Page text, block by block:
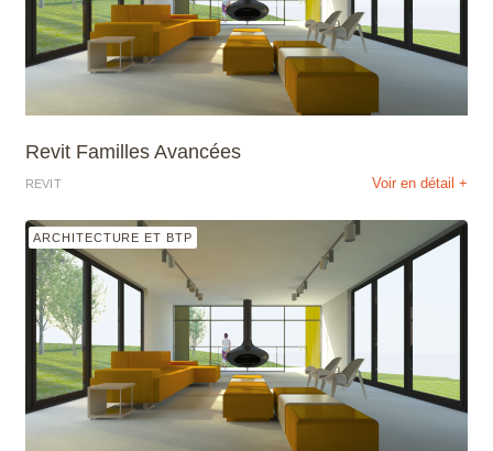
Revit Familles Avancées
REVIT Voir en détail +
ARCHITECTURE ET BTP